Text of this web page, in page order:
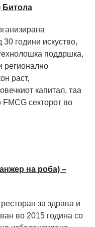
Битола
години искуство,
поддршка,
регионално
раст,
капитал, таа
секторот во
на роба) –
за здрава и
во 2015 година со